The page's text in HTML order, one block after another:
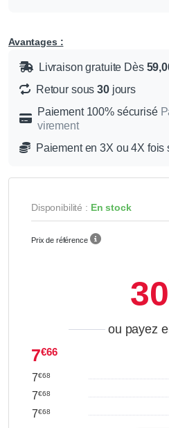
Avantages :
Livraison gratuite Dès
Retour sous30jours
Paiement 100% sécurisé
virement
Paiement en 3X ou 4X
Disponibilité : En stock
Prix de référence
30
ou payez
7€66
7€68
7€68
7€68